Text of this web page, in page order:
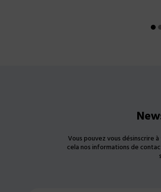
Vous pouvez vous désinscrire
cela nos informations de